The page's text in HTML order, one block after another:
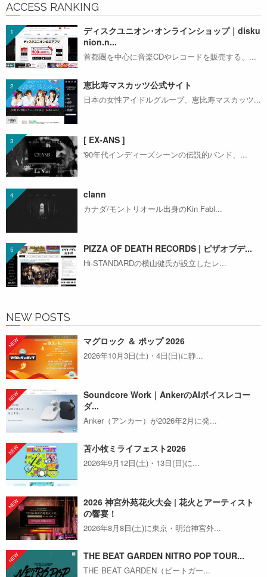
ACCESS RANKING
ディスクユニオン･オンラインショップ｜disku
nion.n...
首都圏を中心に音楽CDやレコードを販売する、...
恵比寿マスカッツ公式サイト
日本の女性アイドルグループ、恵比寿マスカッツ...
[ EX-ANS ]
'90年代インディーズシーンの伝説的バンド、...
clann
カナダ/モントリオール出身のKin Fabl...
PIZZA OF DEATH RECORDS | ピザオブデ...
Hi-STANDARDの横山健氏が設立したレ...
NEW POSTS
マグロック ＆ ポップ 2026
2026年10月3日(土)・4日(日)に静...
Soundcore Work｜AnkerのAIボイスレコー
ダ...
Anker（アンカー）が2026年2月に発...
苫小牧ミライフェスト2026
2026年9月12日(土)・13日(日)に...
2026 神宮外苑花火大会 | 花火とアーティスト
の響宴！
2026年8月8日(土)に東京・明治神宮外...
THE BEAT GARDEN NITRO POP TOUR...
THE BEAT GARDEN（ビートガー...